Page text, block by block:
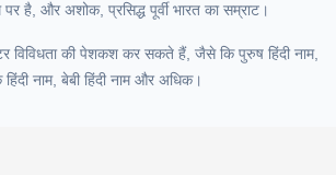
पर है, और अशोक, प्रसिद्ध पूर्वी भारत का सम्राट।
विविधता की पेशकश कर सकते हैं, जैसे कि पुरुष हिंदी नाम,
हिंदी नाम, बेबी हिंदी नाम और अधिक।